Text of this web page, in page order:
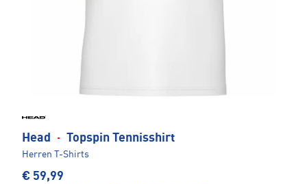
Head · Topspin Tennisshirt
Herren T-Shirts
€ 59,99